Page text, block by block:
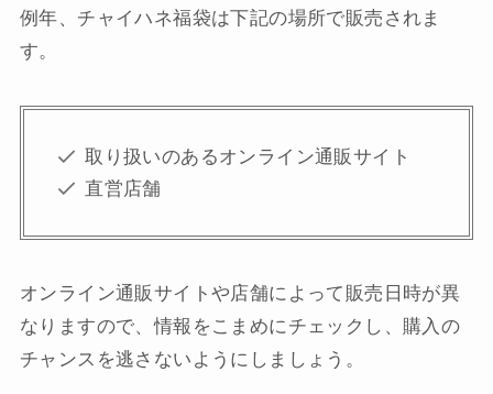
例年、チャイハネ福袋は下記の場所で販売されま
す。
取り扱いのあるオンライン通販サイト
直営店舗
オンライン通販サイトや店舗によって販売日時が異
なりますので、情報をこまめにチェックし、購入の
チャンスを逃さないようにしましょう。